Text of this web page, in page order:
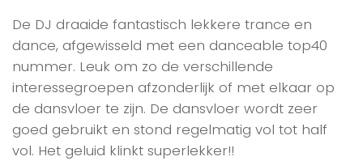
De DJ draaide fantastisch lekkere trance en
dance, afgewisseld met een danceable top40
nummer. Leuk om zo de verschillende
interessegroepen afzonderlijk of met elkaar op
de dansvloer te zijn. De dansvloer wordt zeer
goed gebruikt en stond regelmatig vol tot half
vol. Het geluid klinkt superlekker!!